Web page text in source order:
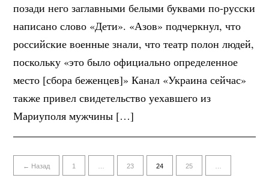
позади него заглавными белыми буквами по-русски
написано слово «Дети». «Азов» подчеркнул, что
российские военные знали, что театр полон людей,
поскольку «это было официально определенное
место [сбора беженцев]» Канал «Украина сейчас»
также привел свидетельство уехавшего из
Мариуполя мужчины […]
← Назад 1 23 24 25